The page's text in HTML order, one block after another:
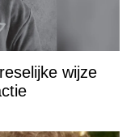
wijze